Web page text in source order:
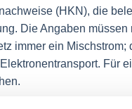
(HKN), die
Die Angaben
immer ein
Für